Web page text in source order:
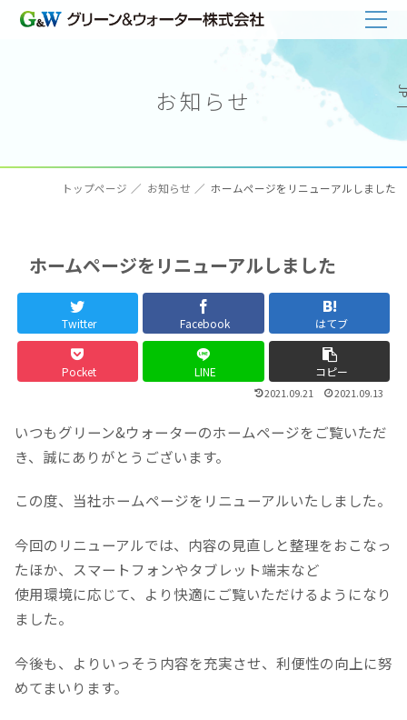
お知らせ
トップページ お知らせ ホームページをリニューアルしました
ホームページをリニューアルしました
Twitter Facebook はてブ
Pocket LINE コピー
2021.09.21 2021.09.13
いつもグリーン&ウォーターのホームページをご覧いただ
き、誠にありがとうございます。
この度、当社ホームページをリニューアルいたしました。
今回のリニューアルでは、内容の見直しと整理をおこなっ
たほか、スマートフォンやタブレット端末など
使用環境に応じて、より快適にご覧いただけるようになり
ました。
今後も、よりいっそう内容を充実させ、利便性の向上に努
めてまいります。